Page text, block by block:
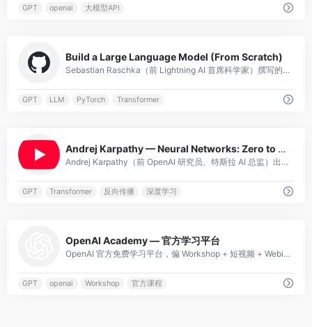
GPT openai 大模型API
Build a Large Language Model (From Scratch)
Sebastian Raschka（前 Lightning AI 首席科学家）撰写的 Manning 出版社官方书籍，配套 GitHub 开源代码仓库 (rasbt/LLMs-from-scratch)。从零开始，用 PyTorch 一步步
GPT LLM PyTorch Transformer
Andrej Karpathy — Neural Networks: Zero to Hero
Andrej Karpathy（前 OpenAI 研究员、特斯拉 AI 总监）出品的系列视频教程，从零开始构建神经网络。从微积分和反向传播的数学原理讲起，逐步实现 micrograd（自动微分引擎）、makemore（字符级语言模型），再到
GPT Transformer 反向传播 深度学习
OpenAI Academy — 官方学习平台
OpenAI 官方免费学习平台，偏 Workshop + 短视频 + Webinar 形式。覆盖 GPT 基础、多模态、Sora、Realtime API、o1 推理、Structured Outputs 等主题。
GPT openai Workshop 官方课程